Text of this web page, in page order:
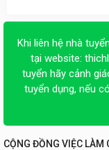
Khi liên hệ nhà
tại website:
tuyển hãy cảnh
tuyển dụng, nếu
CỘNG ĐỒNG VIỆC LÀM